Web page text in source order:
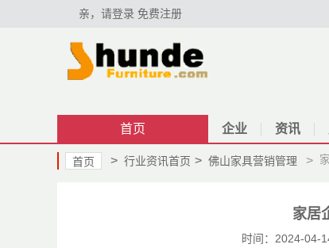
亲，请登录 免费注册
首页 企业 资讯
首页 > 行业资讯首页 > 佛山家具营销管理 >
家居
时间：2024-